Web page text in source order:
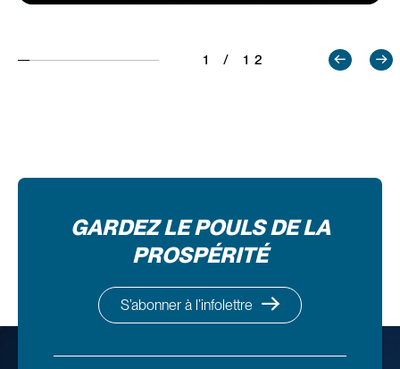
1 / 12
GARDEZ LE POULS DE LA
PROSPÉRITÉ
S’abonner à l’infolettre